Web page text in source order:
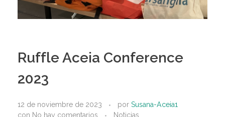
Ruffle Aceia Conference
2023
12 de noviembre de 2023 por Susana-Aceia1
con No hay comentarios Noticias